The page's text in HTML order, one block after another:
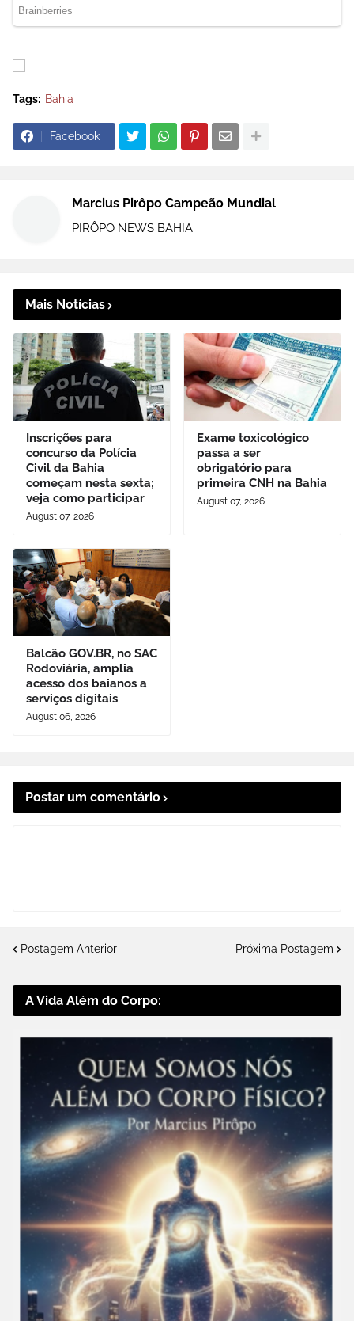
Tags: Bahia
Facebook
Marcius Pirôpo Campeão Mundial
PIRÔPO NEWS BAHIA
Mais Notícias
Inscrições para
concurso da Polícia
Civil da Bahia
começam nesta sexta;
veja como participar
August 07, 2026
Exame toxicológico
passa a ser
obrigatório para
primeira CNH na Bahia
August 07, 2026
Balcão GOV.BR, no SAC
Rodoviária, amplia
acesso dos baianos a
serviços digitais
August 06, 2026
Postar um comentário
Postagem Anterior Próxima Postagem
A Vida Além do Corpo: